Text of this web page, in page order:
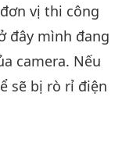
vị thi công
đây mình đang
camera. Nếu
sẽ bị rò rỉ điện